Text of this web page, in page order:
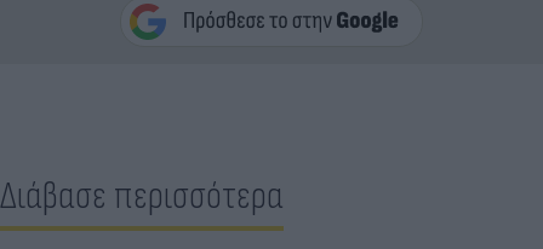
Διάβασε περισσότερα